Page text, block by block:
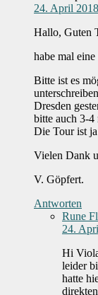
24. April
Hallo, Guten
habe mal eine
Bitte ist es
Dresden
bitte auch 3-4
Die Tour ist
Vielen Dank
V. Göpfert.
Antworten
Rune
24.
Hi
leider
hatte